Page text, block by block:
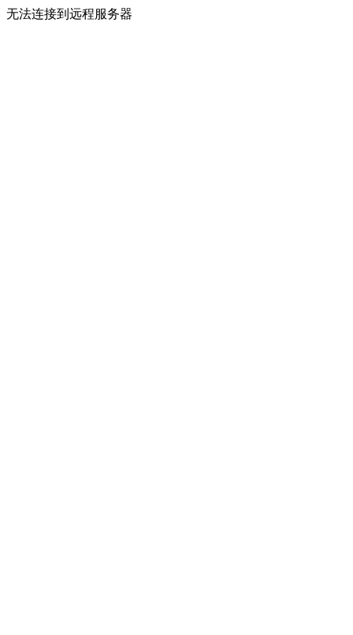
无法连接到远程服务器